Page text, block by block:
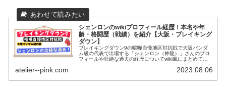
シェンロンのwikiプロフィール経歴！本名や年
齢・格闘歴（戦績）を紹介【大阪・ブレイキング
ダウン】
ブレイキングダウン9の喧嘩自慢地区対抗戦で大阪バンダ
ム級の代表で出場する「シェンロン（神龍）」さんのプロ
フィールや壮絶な過去の経歴についてwiki風にまとめてみ
重、格闘歴や戦績や強さについて紹介します。
atelier--pink.com 2023.08.06